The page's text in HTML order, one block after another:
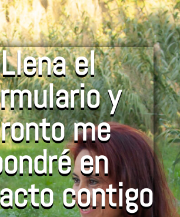
Llena el
y
me
en
contigo